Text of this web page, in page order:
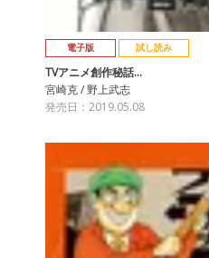
電子版 試し読み
TVアニメ創作秘話…
宮崎克 / 野上武志
発売日：2019.05.08